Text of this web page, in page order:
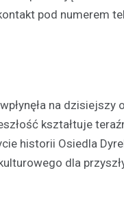
pod numerem
na dzisiejszy
kształtuje
historii Osiedla
dla